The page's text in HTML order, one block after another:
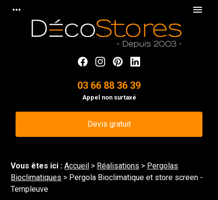
more_horiz menu
03 66 88 36 39
Appel non surtaxé
Devis gratuit
Vous êtes ici :Accueil > Réalisations > Pergolas
Bioclimatiques > Pergola Bioclimatique et store screen -
Templeuve